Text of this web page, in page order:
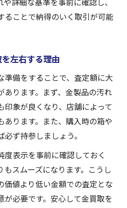
ることで納得のいく取引が可能
左右する理由
準備をすることで、査定額に大
あります。まず、金製品の汚れ
印象が良くなり、店舗によって
あります。また、購入時の箱や
ず持参しましょう。
度表示を事前に確認しておく
もスムーズになります。こうし
価値より低い金額での査定とな
が必要です。安心して金買取を